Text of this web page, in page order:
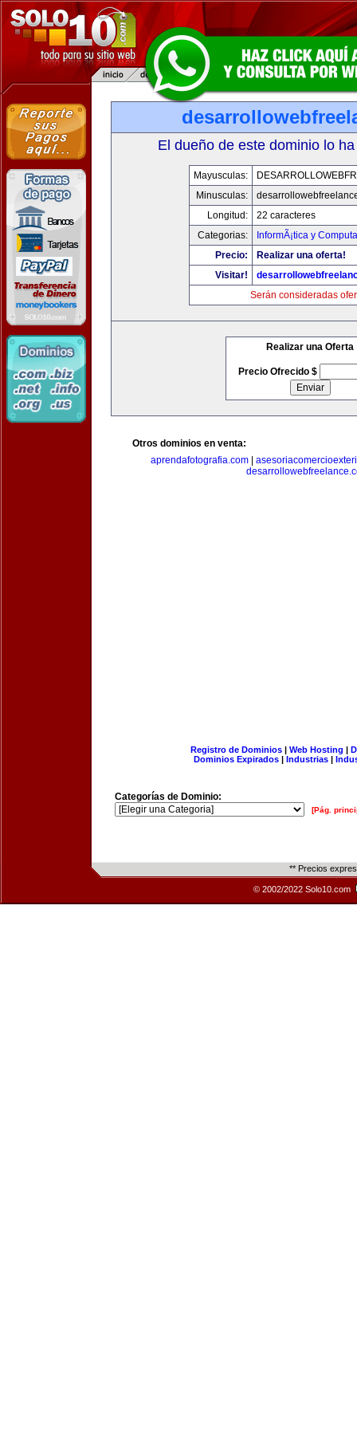
El dueño de este dominio lo
Mayusculas:
Minusculas:
Longitud:
22 caracteres
Categorias:
InformÃ¡tica y
Precio:
Realizar una oferta!
Visitar!
Serán consideradas
Realizar una Oferta
Precio Ofrecido $
Otros dominios en venta:
aprendafotografia.com
Registro de Dominios| Web Hosting |
Dominios Expirados | Industrias |
Categorías de Dominio:
[Pág.
** Precios
© 2002/2022 Solo10.com